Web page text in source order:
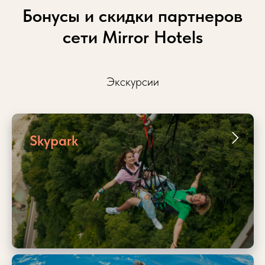
Бонусы и скидки партнеров
сети Mirror Hotels
Экскурсии
Skypark